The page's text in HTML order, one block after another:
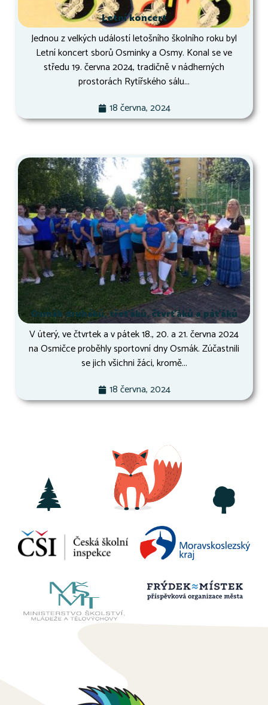
Letní koncert
Jednou z velkých událostí letošního školního roku byl
Letní koncert sborů Osminky a Osmy. Konal se ve
středu 19. června 2024, tradičně v nádherných
prostorách Rytířského sálu...
18 června, 2024
Osmák druháků, třeťáků, čtvrťáků a páťáků
V úterý, ve čtvrtek a v pátek 18., 20. a 21. června 2024
na Osmičce proběhly sportovní dny Osmák. Zúčastnili
se jich všichni žáci, kromě...
18 června, 2024